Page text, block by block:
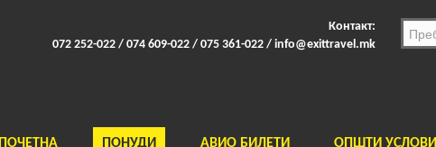
Контакт:
072 252-022 / 074 609-022 / 075 361-022 / info@exittravel.mk
ПОЧЕТНА ПОНУДИ АВИО БИЛЕТИ ОПШТИ УСЛОВИ